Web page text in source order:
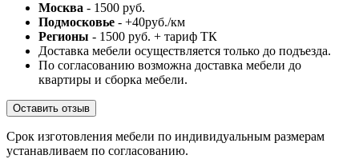
Москва - 1500 руб.
Подмосковье - +40руб./км
Регионы - 1500 руб. + тариф ТК
Доставка мебели осуществляется только до подъезда.
По согласованию возможна доставка мебели до
квартиры и сборка мебели.
Оставить отзыв
Срок изготовления мебели по индивидуальным размерам
устанавливаем по согласованию.